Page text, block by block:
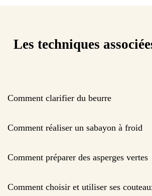
Les techniques
Comment clarifier du beurre
Comment réaliser un sabayon à froid
Comment préparer des asperges vertes
Comment choisir et utiliser ses